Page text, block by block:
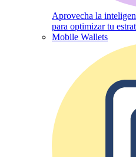
Aprovecha la
para optimizar tu
Mobile Wallets